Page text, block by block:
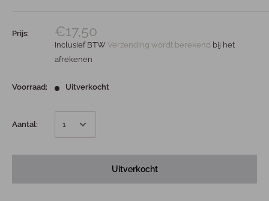
Prijs: €17,50
Inclusief BTW Verzending wordt berekend bij het
afrekenen
Voorraad: Uitverkocht
Aantal:
Uitverkocht